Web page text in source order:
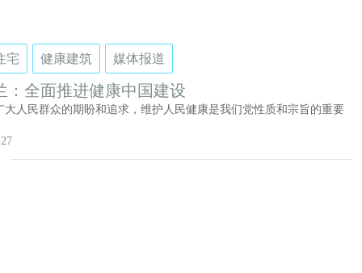
宅 健康建筑 媒体报道
：全面推进健康中国建设
大人民群众的期盼和追求，维护人民健康是我们党性质和宗旨的重要